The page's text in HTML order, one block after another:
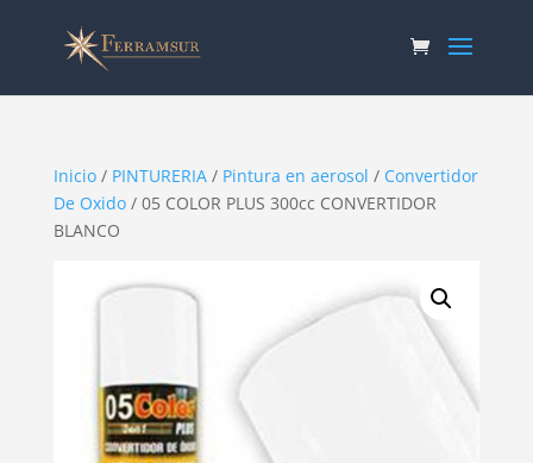
Inicio/ PINTURERIA/ Pintura en aerosol / Convertidor
De Oxido/ 05 COLOR PLUS 300cc CONVERTIDOR
BLANCO